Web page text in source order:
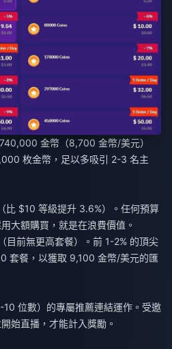
金幣（8,700 金幣/美元）
枚金幣，足以多吸引 2-3 名主
比 $10 等級提升 3.6%）。任何預算
大額購買，就是在浪費價值。
目前無更高套餐）。前 1-2% 的頂尖
套餐，以獲取 9,100 金幣/美元的匯
位數）的專屬推薦連結運作。受邀
始直播，才能計入獎勵。